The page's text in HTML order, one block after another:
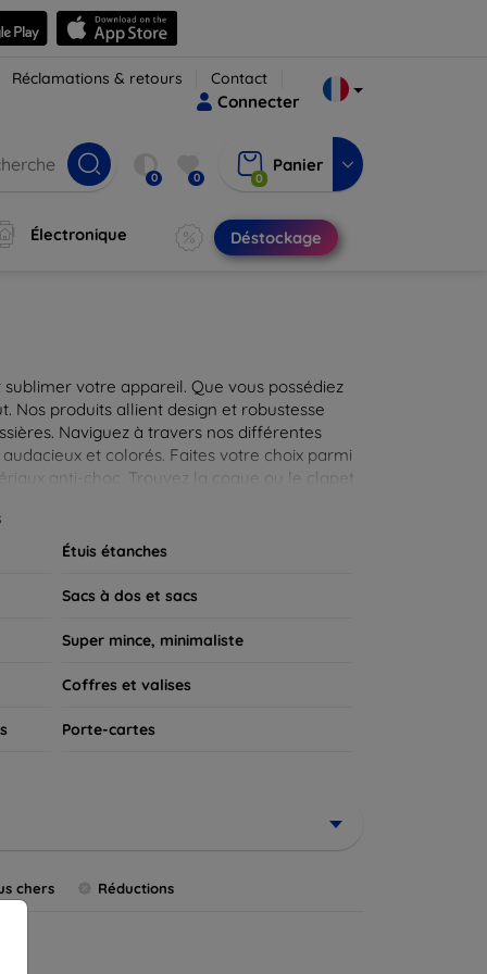
Réclamations & retours Contact
Connecter
0 0 0
Panier
Électronique Déstockage
votre appareil. Que vous possédiez
Nos produits allient design et robustesse
Naviguez à travers nos différentes
et colorés. Faites votre choix parmi
anti-choc. Trouvez la coque ou le clapet
Étuis étanches
Sacs à dos et sacs
Super mince, minimaliste
Coffres et valises
Porte-cartes
chers Réductions